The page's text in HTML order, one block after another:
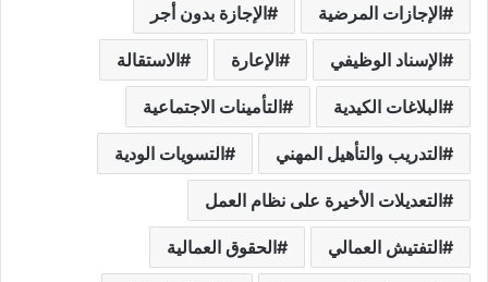
الإجازات المرضية الإجازة بدون أجر
الإسناد الوظيفي الإعارة الاستقالة
البلاغات الكيدية التأمينات الاجتماعية
التدريب والتأهيل المهني التسويات الودية
التعديلات الأخيرة على نظام العمل
التفتيش العمالي الحقوق العمالية